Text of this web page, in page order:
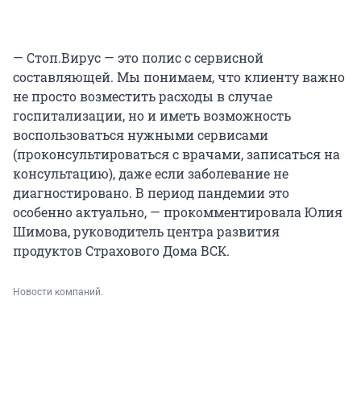
— Стоп.Вирус — это полис с сервисной
составляющей. Мы понимаем, что клиенту важно
не просто возместить расходы в случае
госпитализации, но и иметь возможность
воспользоваться нужными сервисами
(проконсультироваться с врачами, записаться на
консультацию), даже если заболевание не
диагностировано. В период пандемии это
особенно актуально, — прокомментировала Юлия
Шимова, руководитель центра развития
продуктов Страхового Дома ВСК.
Новости компаний.